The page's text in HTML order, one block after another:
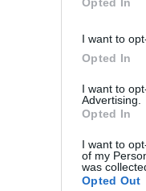
I want to
Opted In
I want to
Advertising.
Opted In
I want to
of my
was
Opted Out